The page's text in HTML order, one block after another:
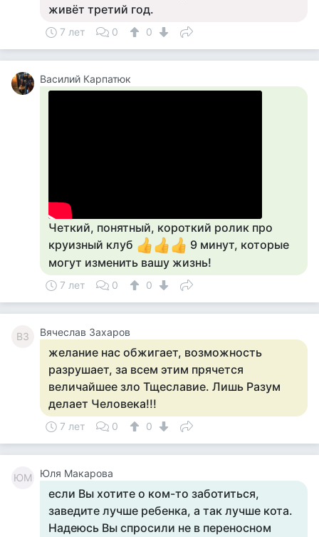
живёт третий год.
7 лет 0 0
Василий Карпатюк
Четкий, понятный, короткий ролик про
круизный клуб
9 минут, которые
могут изменить вашу жизнь!
7 лет 0 0
ВЗ Вячеслав Захаров
желание нас обжигает, возможность
разрушает, за всем этим прячется
величайшее зло Тщеславие. Лишь Разум
делает Человека!!!
7 лет 0 0
ЮМ Юля Макарова
если Вы хотите о ком-то заботиться,
заведите лучше ребенка, а так лучше кота.
Надеюсь Вы спросили не в переносном